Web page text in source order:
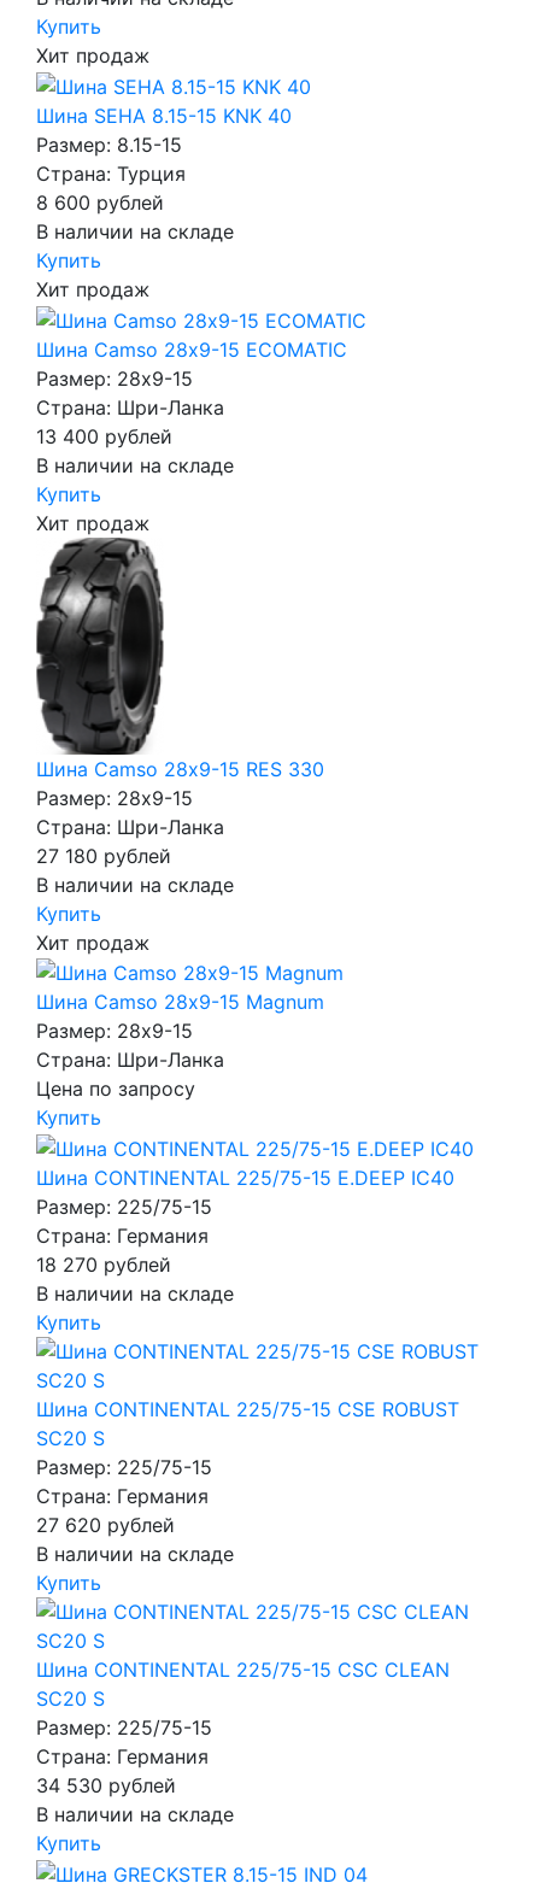
Купить
Хит продаж
Шина SEHA 8.15-15 KNK 40
Размер: 8.15-15
Страна: Турция
8 600 рублей
В наличии на складе
Купить
Хит продаж
Шина Camso 28х9-15 ECOMATIC
Размер: 28x9-15
Страна: Шри-Ланка
13 400 рублей
В наличии на складе
Купить
Хит продаж
Шина Camso 28х9-15 RES 330
Размер: 28x9-15
Страна: Шри-Ланка
27 180 рублей
В наличии на складе
Купить
Хит продаж
Шина Camso 28х9-15 Magnum
Размер: 28x9-15
Страна: Шри-Ланка
Цена по запросу
Купить
Шина CONTINENTAL 225/75-15 E.DEEP IC40
Размер: 225/75-15
Страна: Германия
18 270 рублей
В наличии на складе
Купить
Шина CONTINENTAL 225/75-15 CSE ROBUST
SC20 S
Размер: 225/75-15
Страна: Германия
27 620 рублей
В наличии на складе
Купить
Шина CONTINENTAL 225/75-15 CSC CLEAN
SC20 S
Размер: 225/75-15
Страна: Германия
34 530 рублей
В наличии на складе
Купить